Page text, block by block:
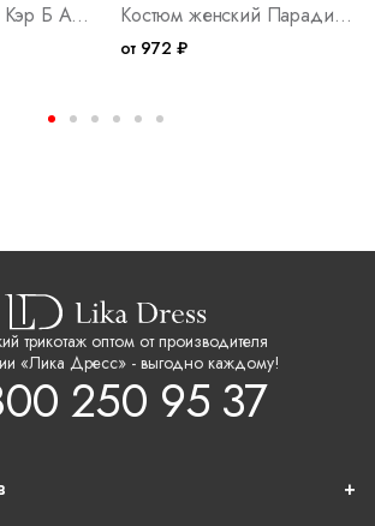
Пижама женская Кэр Б Арт. 10401 Костюм женский Парадиз М Арт. 10404
от 972 ₽
трикотаж оптом от производителя
«Лика Дресс» - выгодно каждому!
250 95 37